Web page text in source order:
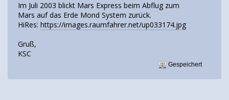
Im Juli 2003 blickt Mars Express beim Abflug zum
Mars auf das Erde Mond System zurück.
HiRes: https://images.raumfahrer.net/up033174.jpg
Gruß,
KSC
Gespeichert